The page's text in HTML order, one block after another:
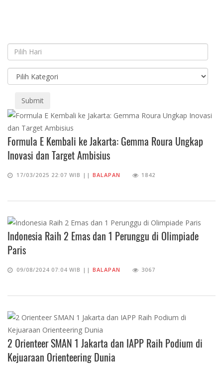
Submit
Formula E Kembali ke Jakarta: Gemma Roura Ungkap
Inovasi dan Target Ambisius
17/03/2025 22:07 WIB || BALAPAN 1842
Indonesia Raih 2 Emas dan 1 Perunggu di Olimpiade
Paris
09/08/2024 07:04 WIB || BALAPAN 3067
2 Orienteer SMAN 1 Jakarta dan IAPP Raih Podium di
Kejuaraan Orienteering Dunia